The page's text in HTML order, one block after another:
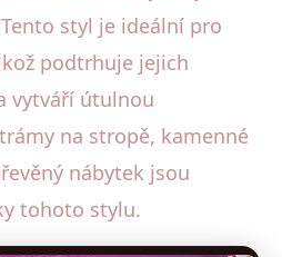
styl je ideální pro
podtrhuje jejich
vytváří útulnou
na stropě, kamenné
nábytek jsou
tohoto stylu.